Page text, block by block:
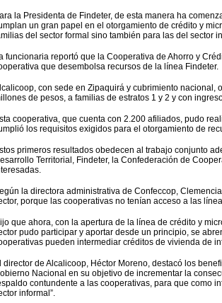
la Presidenta de Findeter, de esta manera ha
un gran papel en el otorgamiento de crédito y
del sector formal sino también para las del sector
funcionaria reportó que la Cooperativa de Ahorro y
que desembolsa recursos de la línea Findeter.
con sede en Zipaquirá y cubrimiento nacional,
de pesos, a familias de estratos 1 y 2 y con
cooperativa, que cuenta con 2.200 afiliados, pudo
los requisitos exigidos para el otorgamiento de
primeros resultados obedecen al trabajo conjunto
Territorial, Findeter, la Confederación de
la directora administrativa de Confeccop,
porque las cooperativas no tenían acceso a las
que ahora, con la apertura de la línea de crédito y
pudo participar y aportar desde un principio, se
pueden intermediar créditos de vivienda de
director de Alcalicoop, Héctor Moreno, destacó los
Nacional en su objetivo de incrementar la
contundente a las cooperativas, para que como
informal”.